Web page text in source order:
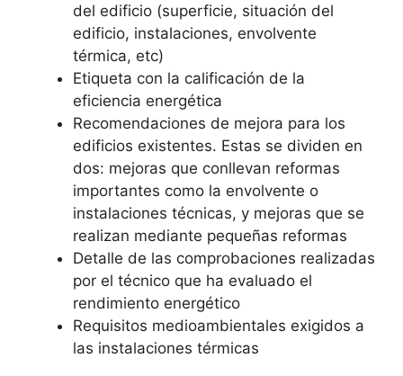
del edificio (superficie, situación del
edificio, instalaciones, envolvente
térmica, etc)
Etiqueta con la calificación de la
eficiencia energética
Recomendaciones de mejora para los
edificios existentes. Estas se dividen en
dos: mejoras que conllevan reformas
importantes como la envolvente o
instalaciones técnicas, y mejoras que se
realizan mediante pequeñas reformas
Detalle de las comprobaciones realizadas
por el técnico que ha evaluado el
rendimiento energético
Requisitos medioambientales exigidos a
las instalaciones térmicas